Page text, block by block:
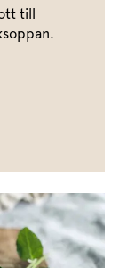
till